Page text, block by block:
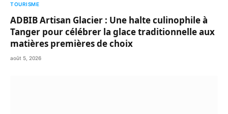
TOURISME
ADBIB Artisan Glacier : Une halte culinophile à
Tanger pour célébrer la glace traditionnelle aux
matières premières de choix
août 5, 2026